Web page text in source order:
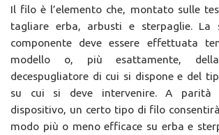
Il filo è l’elemento che, montato sulle
tagliare erba, arbusti e sterpaglie. La
componente deve essere effettuata
modello o, più esattamente,
decespugliatore di cui si dispone e del
su cui si deve intervenire. A parità
dispositivo, un certo tipo di filo
modo più o meno efficace su erba e